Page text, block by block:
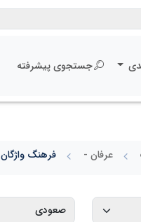
جستجوی پیشرفته
عرفان - فرهنگ واژگان